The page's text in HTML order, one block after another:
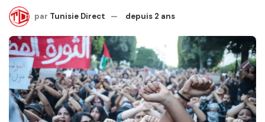
par Tunisie Direct depuis 2 ans